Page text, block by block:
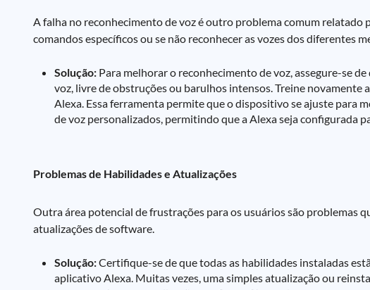
A falha no reconhecimento de voz é outro problema comum
comandos específicos ou se não reconhecer as vozes dos diferentes
Solução: Para melhorar o reconhecimento de voz, assegure-se
voz, livre de obstruções ou barulhos intensos. Treine
Alexa. Essa ferramenta permite que o dispositivo se ajuste para
de voz personalizados, permitindo que a Alexa seja configurada
Problemas de Habilidades e Atualizações
Outra área potencial de frustrações para os usuários são problemas
atualizações de software.
Solução:Certifique-se de que todas as habilidades instaladas
aplicativo Alexa. Muitas vezes, uma simples atualização ou